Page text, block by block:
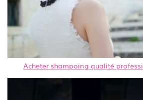
Acheter shampoing qualité